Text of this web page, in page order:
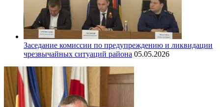
Заседание комиссии по предупреждению и ликвидации
чрезвычайных ситуаций района 05.05.2026